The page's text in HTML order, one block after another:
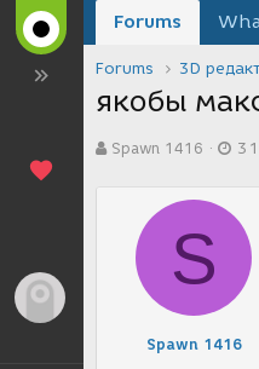
Forums
Forums 3D
якобы
в
Spawn 1416
а
с
д
и
S
Spawn 1416